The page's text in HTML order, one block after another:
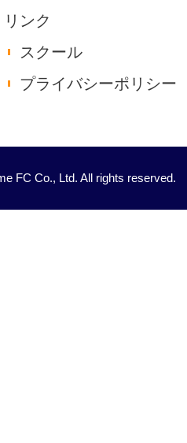
リンク
スクール
プライバシーポリシー
FC Co., Ltd. All rights reserved.